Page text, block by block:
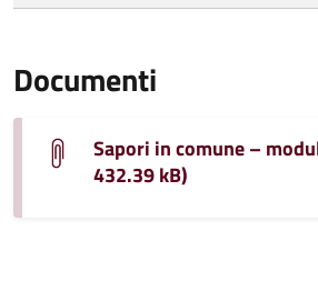
Documenti
Sapori in comune –
432.39 kB)